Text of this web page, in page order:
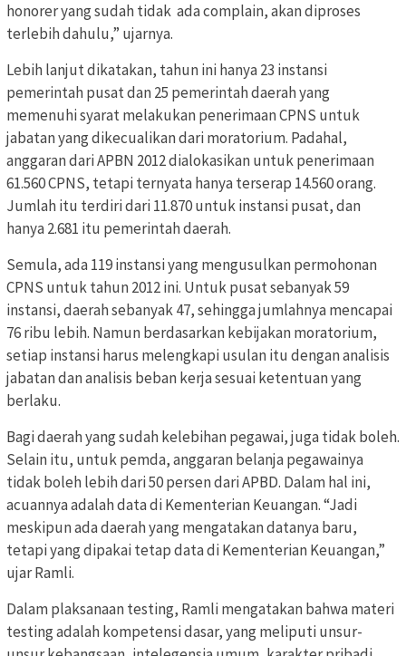
honorer yang sudah tidak ada complain, akan diproses
terlebih dahulu,” ujarnya.
Lebih lanjut dikatakan, tahun ini hanya 23 instansi
pemerintah pusat dan 25 pemerintah daerah yang
memenuhi syarat melakukan penerimaan CPNS untuk
jabatan yang dikecualikan dari moratorium. Padahal,
anggaran dari APBN 2012 dialokasikan untuk penerimaan
61.560 CPNS, tetapi ternyata hanya terserap 14.560 orang.
Jumlah itu terdiri dari 11.870 untuk instansi pusat, dan
hanya 2.681 itu pemerintah daerah.
Semula, ada 119 instansi yang mengusulkan permohonan
CPNS untuk tahun 2012 ini. Untuk pusat sebanyak 59
instansi, daerah sebanyak 47, sehingga jumlahnya mencapai
76 ribu lebih. Namun berdasarkan kebijakan moratorium,
setiap instansi harus melengkapi usulan itu dengan analisis
jabatan dan analisis beban kerja sesuai ketentuan yang
berlaku.
Bagi daerah yang sudah kelebihan pegawai, juga tidak boleh.
Selain itu, untuk pemda, anggaran belanja pegawainya
tidak boleh lebih dari 50 persen dari APBD. Dalam hal ini,
acuannya adalah data di Kementerian Keuangan. “Jadi
meskipun ada daerah yang mengatakan datanya baru,
tetapi yang dipakai tetap data di Kementerian Keuangan,”
ujar Ramli.
Dalam plaksanaan testing, Ramli mengatakan bahwa materi
testing adalah kompetensi dasar, yang meliputi unsur-